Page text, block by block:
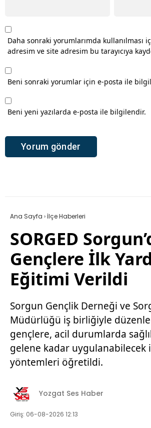
Daha sonraki yorumlarımda kullanılması
adresim ve site adresim bu tarayıcıya
Beni sonraki yorumlar için e-posta ile
Beni yeni yazılarda e-posta ile bilgilendir.
Ana Sayfa › İlçe Haberleri
SORGED
Gençlere İlk
Eğitimi Verildi
Sorgun Gençlik Derneği ve
Müdürlüğü iş birliğiyle
gençlere, acil durumlarda
gelene kadar uygulanabilecek
yöntemleri öğretildi.
Yozgat Ses Haber
Giriş: 06-08-2026 12:13